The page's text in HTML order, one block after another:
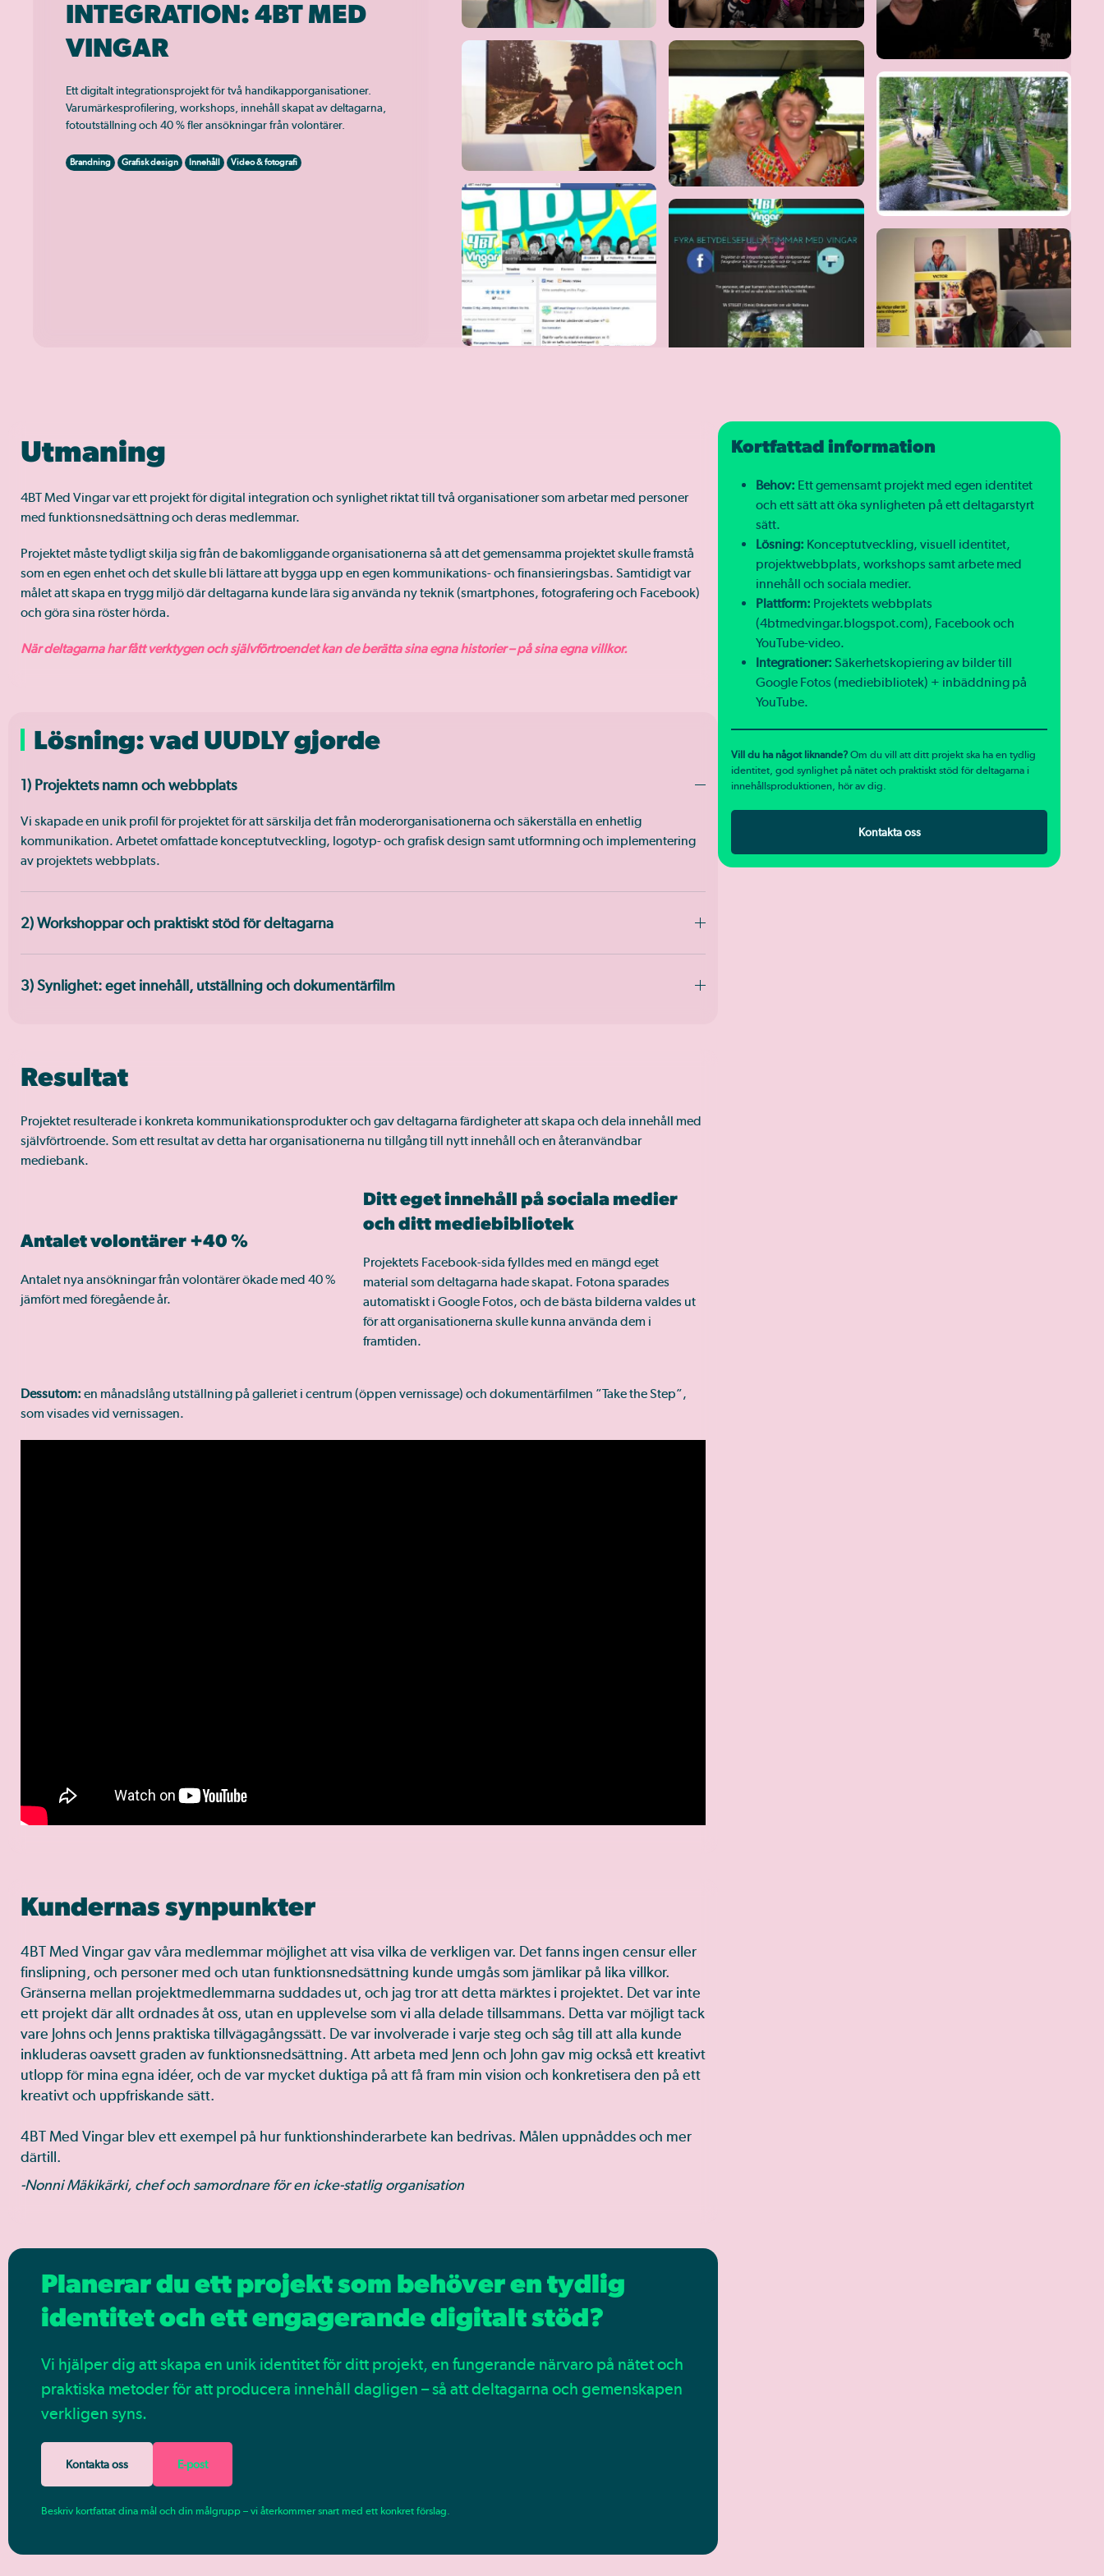
INTEGRATION: 4BT MED
VINGAR
Ett digitalt integrationsprojekt för två handikapporganisationer.
Varumärkesprofilering, workshops, innehåll skapat av deltagarna,
fotoutställning och 40 % fler ansökningar från volontärer.
Brandning Grafisk design Innehåll Video & fotografi
Utmaning
4BT Med Vingar var ett projekt för digital integration och synlighet riktat till två organisationer som arbetar med personer
med funktionsnedsättning och deras medlemmar.
Projektet måste tydligt skilja sig från de bakomliggande organisationerna så att det gemensamma projektet skulle framstå
som en egen enhet och det skulle bli lättare att bygga upp en egen kommunikations- och finansieringsbas. Samtidigt var
målet att skapa en trygg miljö där deltagarna kunde lära sig använda ny teknik (smartphones, fotografering och Facebook)
och göra sina röster hörda.
När deltagarna har fått verktygen och självförtroendet kan de berätta sina egna historier – på sina egna villkor.
Lösning: vad UUDLY gjorde
1) Projektets namn och webbplats
Vi skapade en unik profil för projektet för att särskilja det från moderorganisationerna och säkerställa en enhetlig
kommunikation. Arbetet omfattade konceptutveckling, logotyp- och grafisk design samt utformning och implementering
av projektets webbplats.
2) Workshoppar och praktiskt stöd för deltagarna
3) Synlighet: eget innehåll, utställning och dokumentärfilm
Resultat
Projektet resulterade i konkreta kommunikationsprodukter och gav deltagarna färdigheter att skapa och dela innehåll med
självförtroende. Som ett resultat av detta har organisationerna nu tillgång till nytt innehåll och en återanvändbar
mediebank.
Antalet volontärer +40 %
Antalet nya ansökningar från volontärer ökade med 40 %
jämfört med föregående år.
Ditt eget innehåll på sociala medier
och ditt mediebibliotek
Projektets Facebook-sida fylldes med en mängd eget
material som deltagarna hade skapat. Fotona sparades
automatiskt i Google Fotos, och de bästa bilderna valdes ut
för att organisationerna skulle kunna använda dem i
framtiden.
Dessutom: en månadslång utställning på galleriet i centrum (öppen vernissage) och dokumentärfilmen ”Take the Step”,
som visades vid vernissagen.
Kundernas synpunkter
4BT Med Vingar gav våra medlemmar möjlighet att visa vilka de verkligen var. Det fanns ingen censur eller
finslipning, och personer med och utan funktionsnedsättning kunde umgås som jämlikar på lika villkor.
Gränserna mellan projektmedlemmarna suddades ut, och jag tror att detta märktes i projektet. Det var inte
ett projekt där allt ordnades åt oss, utan en upplevelse som vi alla delade tillsammans. Detta var möjligt tack
vare Johns och Jenns praktiska tillvägagångssätt. De var involverade i varje steg och såg till att alla kunde
inkluderas oavsett graden av funktionsnedsättning. Att arbeta med Jenn och John gav mig också ett kreativt
utlopp för mina egna idéer, och de var mycket duktiga på att få fram min vision och konkretisera den på ett
kreativt och uppfriskande sätt.
4BT Med Vingar blev ett exempel på hur funktionshinderarbete kan bedrivas. Målen uppnåddes och mer
därtill.
-Nonni Mäkikärki, chef och samordnare för en icke-statlig organisation
Planerar du ett projekt som behöver en tydlig
identitet och ett engagerande digitalt stöd?
Vi hjälper dig att skapa en unik identitet för ditt projekt, en fungerande närvaro på nätet och
praktiska metoder för att producera innehåll dagligen – så att deltagarna och gemenskapen
verkligen syns.
Kontakta oss E-post
Beskriv kortfattat dina mål och din målgrupp – vi återkommer snart med ett konkret förslag.
Kortfattad information
Behov: Ett gemensamt projekt med egen identitet
och ett sätt att öka synligheten på ett deltagarstyrt
sätt.
Lösning: Konceptutveckling, visuell identitet,
projektwebbplats, workshops samt arbete med
innehåll och sociala medier.
Plattform: Projektets webbplats
(4btmedvingar.blogspot.com), Facebook och
YouTube-video.
Integrationer: Säkerhetskopiering av bilder till
Google Fotos (mediebibliotek) + inbäddning på
YouTube.
Vill du ha något liknande? Om du vill att ditt projekt ska ha en tydlig
identitet, god synlighet på nätet och praktiskt stöd för deltagarna i
innehållsproduktionen, hör av dig.
Kontakta oss